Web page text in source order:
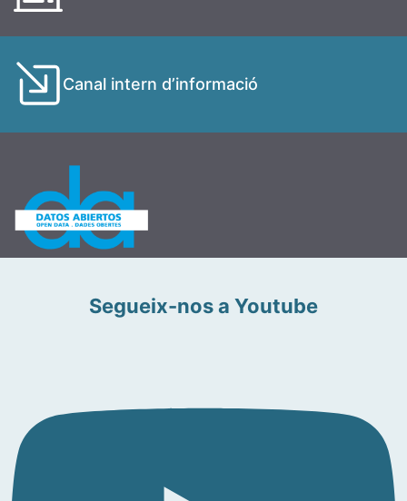
Canal intern d’informació
Segueix-nos a Youtube